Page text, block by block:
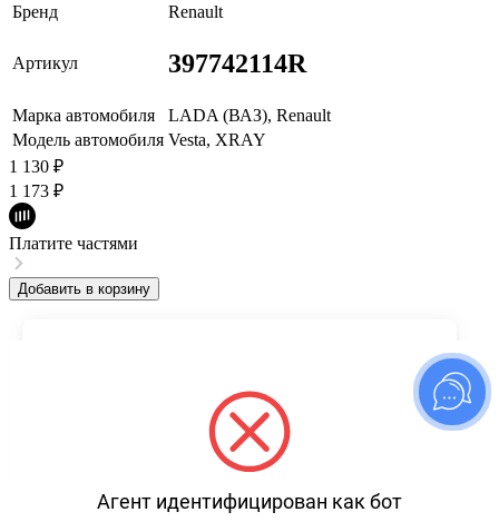
Бренд
Renault
Артикул 397742114R
Марка автомобиля
LADA (ВАЗ), Renault
Модель автомобиля Vesta, XRAY
1 130 ₽
1 173 ₽
Платите частями
Добавить в корзину
Агент идентифицирован как бот
пользоваться сайтом, вы соглашаетесь с
использования файлов cookies